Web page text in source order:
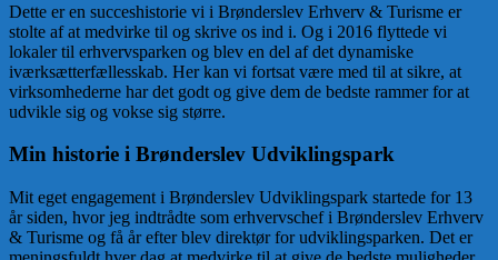
Dette er en succeshistorie vi i Brønderslev Erhverv & Turisme er
stolte af at medvirke til og skrive os ind i. Og i 2016 flyttede vi
lokaler til erhvervsparken og blev en del af det dynamiske
iværksætterfællesskab. Her kan vi fortsat være med til at sikre, at
virksomhederne har det godt og give dem de bedste rammer for at
udvikle sig og vokse sig større.
Min historie i Brønderslev Udviklingspark
Mit eget engagement i Brønderslev Udviklingspark startede for 13
år siden, hvor jeg indtrådte som erhvervschef i Brønderslev Erhverv
& Turisme og få år efter blev direktør for udviklingsparken. Det er